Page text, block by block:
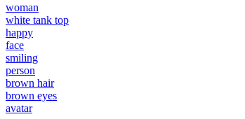
woman
white tank top
happy
face
smiling
person
brown hair
brown eyes
avatar